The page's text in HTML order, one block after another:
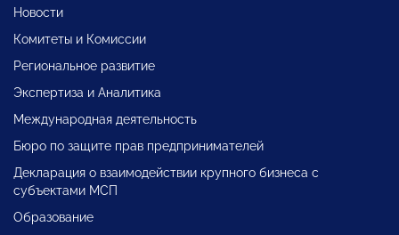
Новости
Комитеты и Комиссии
Региональное развитие
Экспертиза и Аналитика
Международная деятельность
Бюро по защите прав предпринимателей
Декларация о взаимодействии крупного бизнеса с
субъектами МСП
Образование